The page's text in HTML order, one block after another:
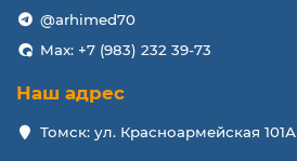
@arhimed70
Max: +7 (983) 232 39-73
Наш адрес
Томск: ул. Красноармейская 101А